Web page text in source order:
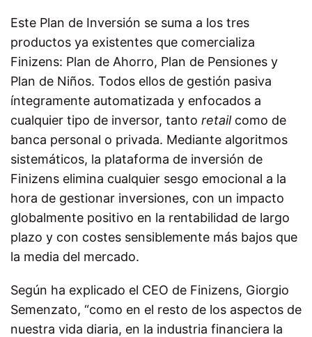
Este Plan de Inversión se suma a los tres
productos ya existentes que comercializa
Finizens: Plan de Ahorro, Plan de Pensiones y
Plan de Niños. Todos ellos de gestión pasiva
íntegramente automatizada y enfocados a
cualquier tipo de inversor, tanto retail como de
banca personal o privada. Mediante algoritmos
sistemáticos, la plataforma de inversión de
Finizens elimina cualquier sesgo emocional a la
hora de gestionar inversiones, con un impacto
globalmente positivo en la rentabilidad de largo
plazo y con costes sensiblemente más bajos que
la media del mercado.
Según ha explicado el CEO de Finizens, Giorgio
Semenzato, “como en el resto de los aspectos de
nuestra vida diaria, en la industria financiera la